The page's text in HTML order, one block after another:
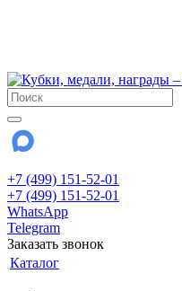
+7 (499) 151-52-01
+7 (499) 151-52-01
WhatsApp
Telegram
Заказать звонок
Каталог